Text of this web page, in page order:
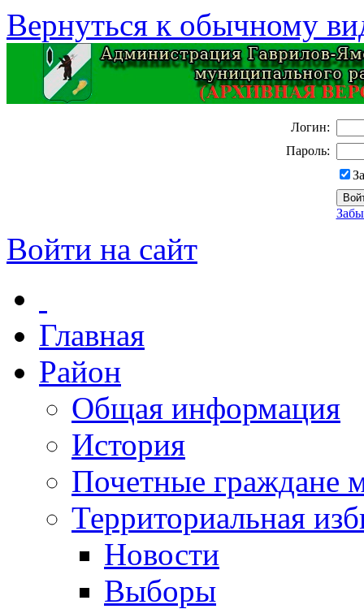
Вернуться к обычному
Логин:
Пароль:
Войти на сайт
Главная
Район
Общая информация
История
Почетные граждане
Территориальная
Новости
Выборы